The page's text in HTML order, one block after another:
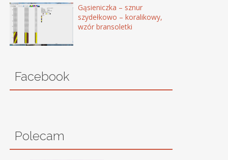
Gąsieniczka – sznur
szydełkowo – koralikowy,
wzór bransoletki
Facebook
Polecam